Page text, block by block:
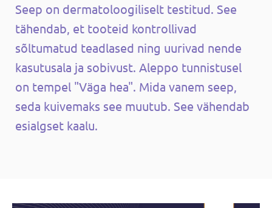
Seep on dermatoloogiliselt testitud. See
tähendab, et tooteid kontrollivad
sõltumatud teadlased ning uurivad nende
kasutusala ja sobivust. Aleppo tunnistusel
on tempel "Väga hea". Mida vanem seep,
seda kuivemaks see muutub. See vähendab
esialgset kaalu.